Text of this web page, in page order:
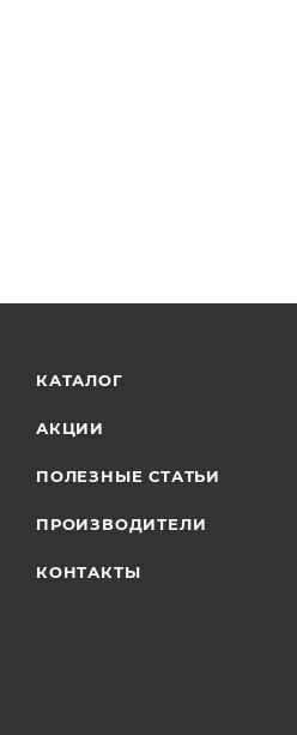
КАТАЛОГ
АКЦИИ
ПОЛЕЗНЫЕ СТАТЬИ
ПРОИЗВОДИТЕЛИ
КОНТАКТЫ